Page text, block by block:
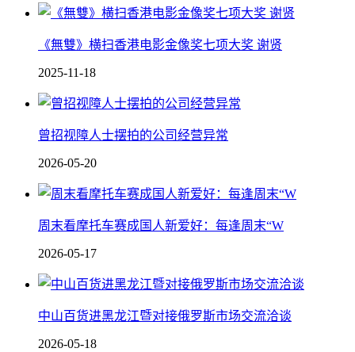
《無雙》横扫香港电影金像奖七项大奖 谢贤
2025-11-18
曾招视障人士摆拍的公司经营异常
2026-05-20
周末看摩托车赛成国人新爱好：每逢周末“W
2026-05-17
中山百货进黑龙江暨对接俄罗斯市场交流洽谈
2026-05-18